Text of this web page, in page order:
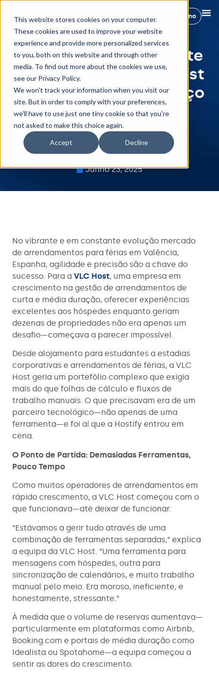
This website stores cookies on your computer.
These cookies are used to improve your website
experience and provide more personalized services
to you, both on this website and through other
media. To find out more about the cookies we use,
see our Privacy Policy.
We won't track your information when you visit our
site. But in order to comply with your preferences,
we'll have to use just one tiny cookie so that you're
not asked to make this choice again.
Accept Decline
Reserva demo
Crescimento Inteligente
em Valência: A VLC Host
expande-se sem esforço
com a Hostify
Junho 23, 2025
No vibrante e em constante evolução mercado
de arrendamentos para férias em Valência,
Espanha, agilidade e precisão são a chave do
sucesso. Para a VLC Host, uma empresa em
crescimento na gestão de arrendamentos de
curta e média duração, oferecer experiências
excelentes aos hóspedes enquanto geriam
dezenas de propriedades não era apenas um
desafio—começava a parecer impossível.
Desde alojamento para estudantes a estadias
corporativas e arrendamentos de férias, a VLC
Host geria um portefólio complexo que exigia
mais do que folhas de cálculo e fluxos de
trabalho manuais. O que precisavam era de um
parceiro tecnológico—não apenas de uma
ferramenta—e foi aí que a Hostify entrou em
cena.
O Ponto de Partida: Demasiadas Ferramentas,
Pouco Tempo
Como muitos operadores de arrendamentos em
rápido crescimento, a VLC Host começou com o
que funcionava—até deixar de funcionar.
“Estávamos a gerir tudo através de uma
combinação de ferramentas separadas,” explica
a equipa da VLC Host. “Uma ferramenta para
mensagens com hóspedes, outra para
sincronização de calendários, e muito trabalho
manual pelo meio. Era moroso, ineficiente, e
honestamente, stressante.”
À medida que o volume de reservas aumentava—
particularmente em plataformas como Airbnb,
Booking.com e portais de média duração como
Idealista ou Spotahome—a equipa começou a
sentir as dores do crescimento.